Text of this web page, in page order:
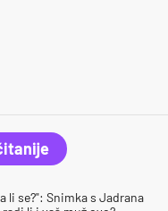
li se?": Snimka s Jadrana